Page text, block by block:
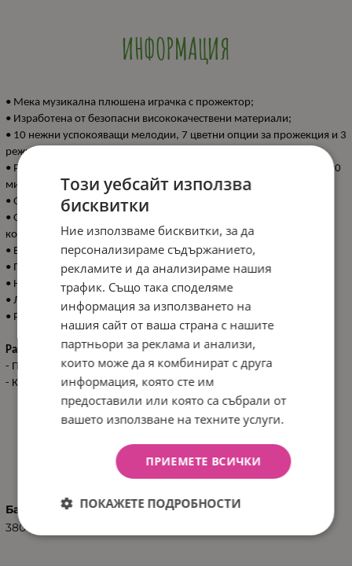
ИНФОРМАЦИЯ
• Мека музикална плюшена играчка с прожектор;
• Изработена от безопасни висококачествени материали;
• 10 нежни успокояващи мелодии, 7 цветни опции за прожекция и 3
режима на бял шум;
• Регулиране на силата на звука и автоматично изключване след 30
минути;
• Отделяне на музикалната кутия за лесно почистване;
• Окачваща гайка с велкро на гърба за лесно прикрепяне към
кошарката или количката;
• В съответствие със стандарти EN 71 и EN 62115;
• Подходяща за деца от 0+ месеца;
• Нужни 3xAAA батерии (не са включени);
• Луксозна отворена подаръчна кутия;
• Размер: 24 см (в седнало положение).
Размери:
- Продукт: 24 cm / 0.43 кг
- Кашон: 87x32x87 см / 12.5 кг / 24 бр/кашон
ХАРАКТЕРИСТИКИ
Баркод (ISBN, UPC, др.)
3801201012475
Този уебсайт използва
бисквитки
Ние използваме бисквитки, за да
персонализираме съдържанието,
рекламите и да анализираме нашия
трафик. Също така споделяме
информация за използването на
нашия сайт от ваша страна с нашите
партньори за реклама и анализи,
които може да я комбинират с друга
информация, която сте им
предоставили или която са събрали от
вашето използване на техните услуги.
ПРИЕМЕТЕ ВСИЧКИ
ПОКАЖЕТЕ ПОДРОБНОСТИ